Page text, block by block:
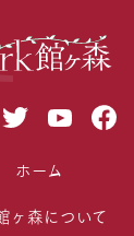
ホーム
ヶ森について